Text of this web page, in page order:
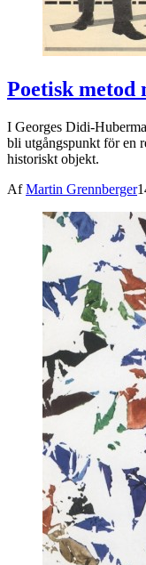
Poetisk metod
I Georges Didi-
bli utgångspunkt för en
historiskt objekt.
AfMartin Grennberger